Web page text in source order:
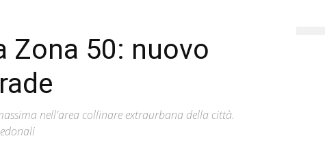
Zona 50: nuovo
nell'area collinare extraurbana della città.